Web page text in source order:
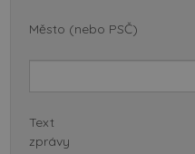
Město (nebo PSČ)
Text
zprávy